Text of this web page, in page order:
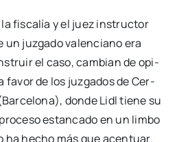
la fis­ca­lía y el juez ins­truc­tor
un juz­ga­do valen­ciano era
el caso, cam­bian de opi­
favor de los juz­ga­dos de Cer­
don­de Lidl tie­ne su
estan­ca­do en un lim­bo
ha hecho más que acen­tuar.